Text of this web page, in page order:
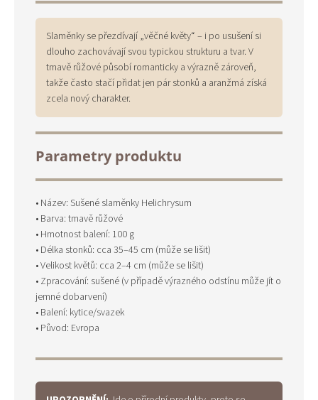
Slaměnky se přezdívají „věčné květy“ – i po usušení si
dlouho zachovávají svou typickou strukturu a tvar. V
tmavě růžové působí romanticky a výrazně zároveň,
takže často stačí přidat jen pár stonků a aranžmá získá
zcela nový charakter.
Parametry produktu
• Název: Sušené slaměnky Helichrysum
• Barva: tmavě růžové
• Hmotnost balení: 100 g
• Délka stonků: cca 35–45 cm (může se lišit)
• Velikost květů: cca 2–4 cm (může se lišit)
• Zpracování: sušené (v případě výrazného odstínu může jít o
jemné dobarvení)
• Balení: kytice/svazek
• Původ: Evropa